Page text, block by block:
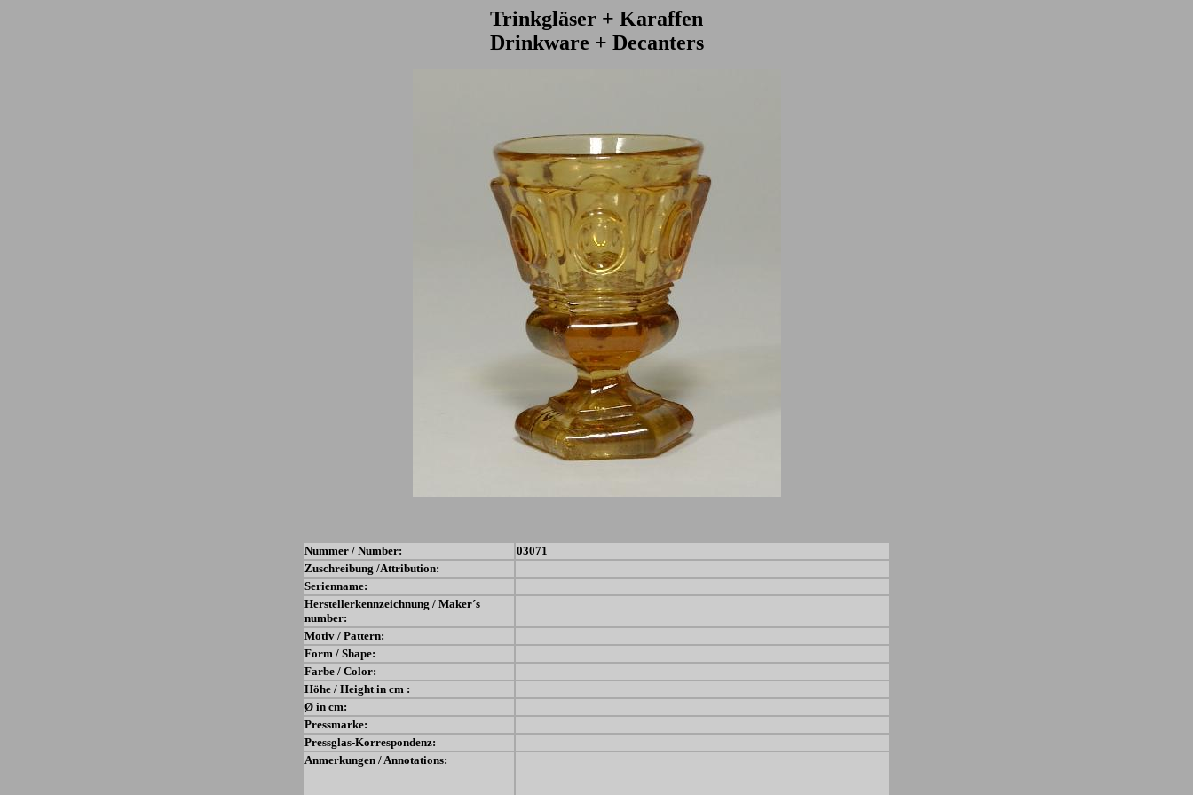
Trinkgläser + Karaffen
Drinkware + Decanters
Nummer / Number:
03071
Zuschreibung /Attribution:
Serienname:
Herstellerkennzeichnung / Maker´s
number:
Motiv / Pattern:
Form / Shape:
Farbe / Color:
Höhe / Height in cm :
Ø in cm:
Pressmarke:
Pressglas-Korrespondenz:
Anmerkungen / Annotations: